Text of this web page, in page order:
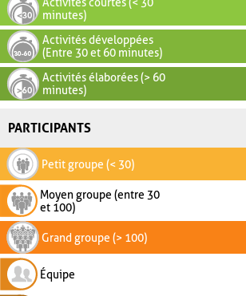
minutes)
Activités développées
(Entre 30 et 60 minutes)
Activités élaborées (> 60
minutes)
PARTICIPANTS
Petit groupe (< 30)
Moyen groupe (entre 30
et 100)
Grand groupe (> 100)
Équipe